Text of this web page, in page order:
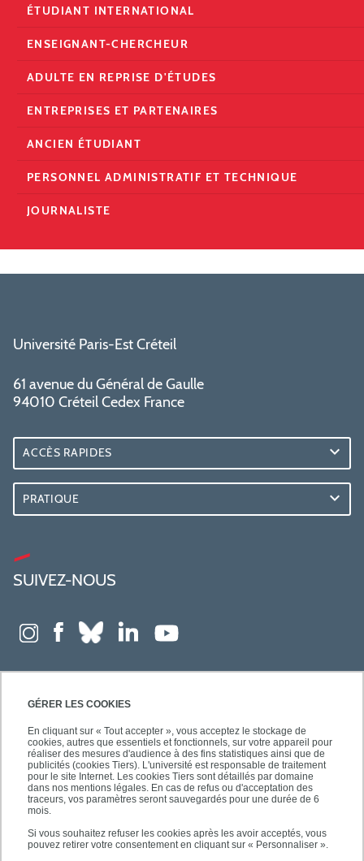
GÉRER LES COOKIES
En cliquant sur « Tout accepter », vous acceptez le stockage de
cookies, autres que essentiels et fonctionnels, sur votre appareil pour
réaliser des mesures d'audience à des fins statistiques ainsi que de
publicités (cookies Tiers). L'université est responsable de traitement
pour le site Internet. Les cookies Tiers sont détaillés par domaine
dans nos mentions légales. En cas de refus ou d'acceptation des
traceurs, vos paramètres seront sauvegardés pour une durée de 6
mois.
Si vous souhaitez refuser les cookies après les avoir acceptés, vous
pouvez retirer votre consentement en cliquant sur « Personnaliser ».
ÉTUDIANT INTERNATIONAL
ENSEIGNANT-CHERCHEUR
ADULTE EN REPRISE D'ÉTUDES
ENTREPRISES ET PARTENAIRES
ANCIEN ÉTUDIANT
PERSONNEL ADMINISTRATIF ET TECHNIQUE
JOURNALISTE
Université Paris-Est Créteil
61 avenue du Général de Gaulle
94010 Créteil Cedex France
ACCÈS RAPIDES
PRATIQUE
SUIVEZ-NOUS